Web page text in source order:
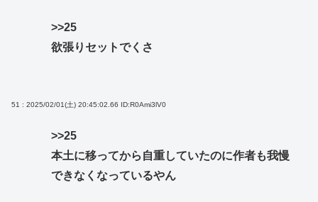
>>25
欲張りセットでくさ
51 : 2025/02/01(土) 20:45:02.66 ID:R0Ami3lV0
>>25
本土に移ってから自重していたのに作者も我慢
できなくなっているやん